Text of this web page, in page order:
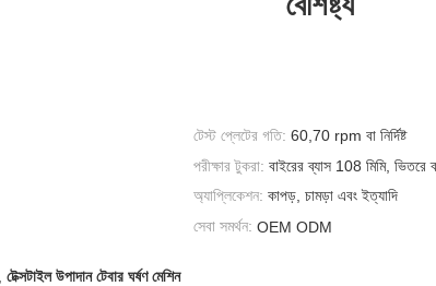
টেস্ট প্লেটের গতি: 60,70 rpm বা নির্দিষ্ট
পরীক্ষার টুকরা: বাইরের ব্যাস 108 মিমি, ভিতরে
অ্যাপ্লিকেশন: কাপড়, চামড়া এবং ইত্যাদি
সেবা সমর্থন: OEM ODM
টেক্সটাইল উপাদান টেবার ঘর্ষণ মেশিন